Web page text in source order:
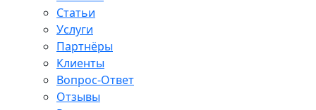
Статьи
Услуги
Партнёры
Клиенты
Вопрос-Ответ
Отзывы